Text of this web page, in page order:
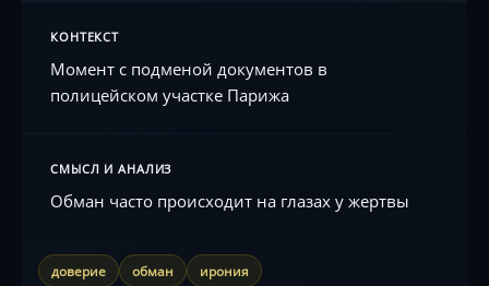
КОНТЕКСТ
Момент с подменой документов в
полицейском участке Парижа
СМЫСЛ И АНАЛИЗ
Обман часто происходит на глазах у жертвы
доверие обман ирония